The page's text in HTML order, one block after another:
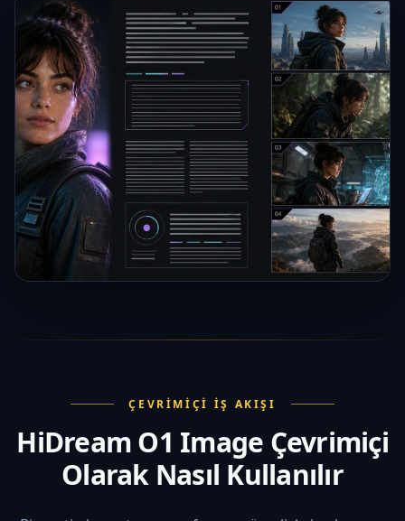
ÇEVRIMIÇI İŞ AKIŞI
HiDream O1 Image Çevrimiçi
Olarak Nasıl Kullanılır